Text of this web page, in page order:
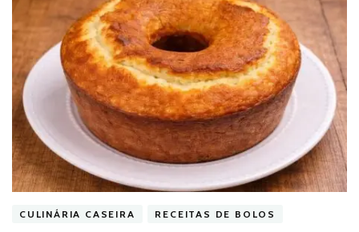
CULINÁRIA CASEIRA RECEITAS DE BOLOS